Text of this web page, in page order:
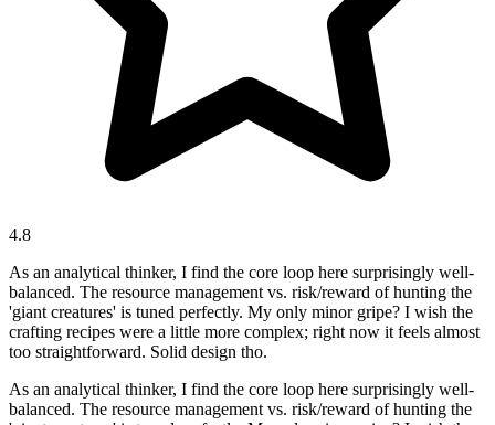
4.8
As an analytical thinker, I find the core loop here surprisingly well-
balanced. The resource management vs. risk/reward of hunting the
'giant creatures' is tuned perfectly. My only minor gripe? I wish the
crafting recipes were a little more complex; right now it feels almost
too straightforward. Solid design tho.
As an analytical thinker, I find the core loop here surprisingly well-
balanced. The resource management vs. risk/reward of hunting the